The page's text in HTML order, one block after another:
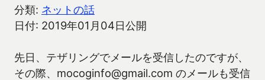
分類: ネットの話
日付: 2019年01月04日公開
先日、テザリングでメールを受信したのですが、
その際、mocoginfo@gmail.com のメールも受信